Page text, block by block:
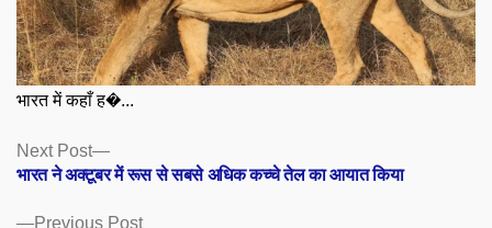
भारत में कहाँ ह�...
Posts
navigation
Previous PostPrevious
Next Post
Next
post:
भारत ने अक्टूबर में रूस से सबसे अधिक कच्चे तेल का आयात किया